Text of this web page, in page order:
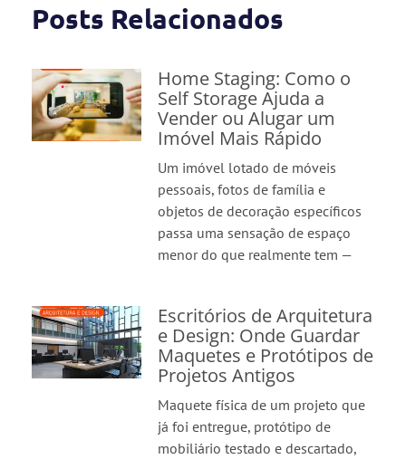
Posts Relacionados
Home Staging: Como o
Self Storage Ajuda a
Vender ou Alugar um
Imóvel Mais Rápido
Um imóvel lotado de móveis
pessoais, fotos de família e
objetos de decoração específicos
passa uma sensação de espaço
menor do que realmente tem —
Escritórios de Arquitetura
e Design: Onde Guardar
Maquetes e Protótipos de
Projetos Antigos
Maquete física de um projeto que
já foi entregue, protótipo de
mobiliário testado e descartado,